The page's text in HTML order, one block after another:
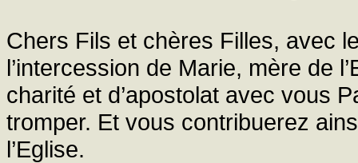
Chers Fils et chères Filles, avec
l’intercession de Marie, mère de
charité et d’apostolat avec vous
tromper. Et vous contribuerez
l’Eglise.